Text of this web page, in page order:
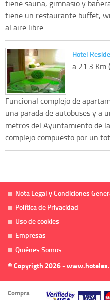
tiene sauna, gimnasio y
tiene un restaurante buffet,
al aire libre.
Hotel
a 21.3 Km
Funcional complejo de
una parada de autobuses y a
metros del Ayuntamiento de
complejo compuesto por un
Nota Legal y Condiciones
Política de Privacidad
Uso de cookies
Empresas
Quiénes Somos
© Copyrigth 2026 -
Compra